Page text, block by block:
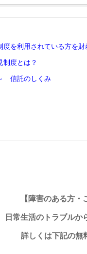
を利用されている方を
度とは？
信託のしくみ
【障害のある方・
日常生活のトラブルか
詳しくは下記の